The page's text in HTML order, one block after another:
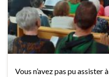
Vous n’avez pas pu